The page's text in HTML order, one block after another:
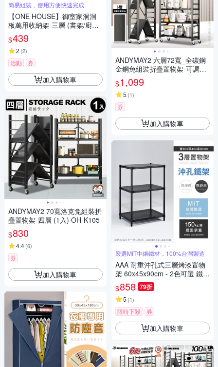
簡易組裝，使用方便快速完成
【ONE HOUSE】御室家洞洞
板萬用收納架-三層 (書架/廚房
架/洞洞板收納/置物架/桌面收
納/層架/調味架)
$439
2 (2)
活動 券
加入購物車
ANDYMAY2 70寬洛克免組裝折
疊置物架-四層 (1入) OH-K105
$830
4.4(6)
券
加入購物車
ANDYMAY2 六層72寬_全碳鋼
金鋼免組裝折疊置物架-可調層
板-2色可選 AM-K500【廚房架
免安裝架 收納架 鐵架 書架 鞋
架】
$1,099
5 (1)
券
加入購物車
嚴選MIT中鋼鐵材，100%台灣製造
AAA 耐重沖孔式三層烤漆置物
架 60x45x90cm - 2色可選 鐵力
士架/沖孔架/收納架
$858 79折
5 (1)
限時下殺 券
加入購物車